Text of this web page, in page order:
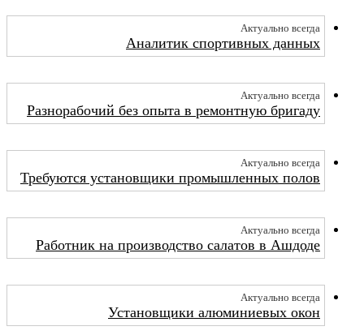
Актуально всегда
Аналитик спортивных данных
Актуально всегда
Разнорабочий без опыта в ремонтную бригаду
Актуально всегда
Требуются установщики промышленных полов
Актуально всегда
Работник на производство салатов в Ашдоде
Актуально всегда
Установщики алюминиевых окон